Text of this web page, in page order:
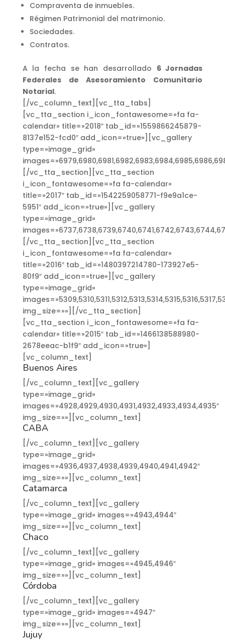
Compraventa de inmuebles.
Régimen Patrimonial del matrimonio.
Sociedades.
Contratos.
A la fecha se han desarrollado 6 Jornadas
Federales de Asesoramiento Comunitario
Notarial.
[/vc_column_text][vc_tta_tabs]
[vc_tta_section i_icon_fontawesome=»fa fa-
calendar» title=»2018″ tab_id=»1559866245879-
8137e152-fcd0″ add_icon=»true»][vc_gallery
type=»image_grid»
[/vc_tta_section][vc_tta_section
i_icon_fontawesome=»fa fa-calendar»
title=»2017″ tab_id=»1542259058771-f9e9a1ce-
5951″ add_icon=»true»][vc_gallery
type=»image_grid»
[/vc_tta_section][vc_tta_section
i_icon_fontawesome=»fa fa-calendar»
title=»2016″ tab_id=»1480397214780-173927e5-
80f9″ add_icon=»true»][vc_gallery
type=»image_grid»
img_size=»»][/vc_tta_section]
[vc_tta_section i_icon_fontawesome=»fa fa-
calendar» title=»2015″ tab_id=»1466138588980-
2678eeac-b1f9″ add_icon=»true»]
[vc_column_text]
Buenos Aires
[/vc_column_text][vc_gallery
type=»image_grid»
images=»4928,4929,4930,4931,4932,4933,4934,4935″
img_size=»»][vc_column_text]
CABA
[/vc_column_text][vc_gallery
type=»image_grid»
images=»4936,4937,4938,4939,4940,4941,4942″
img_size=»»][vc_column_text]
Catamarca
[/vc_column_text][vc_gallery
type=»image_grid» images=»4943,4944″
img_size=»»][vc_column_text]
Chaco
[/vc_column_text][vc_gallery
type=»image_grid» images=»4945,4946″
img_size=»»][vc_column_text]
Córdoba
[/vc_column_text][vc_gallery
type=»image_grid» images=»4947″
img_size=»»][vc_column_text]
Jujuy